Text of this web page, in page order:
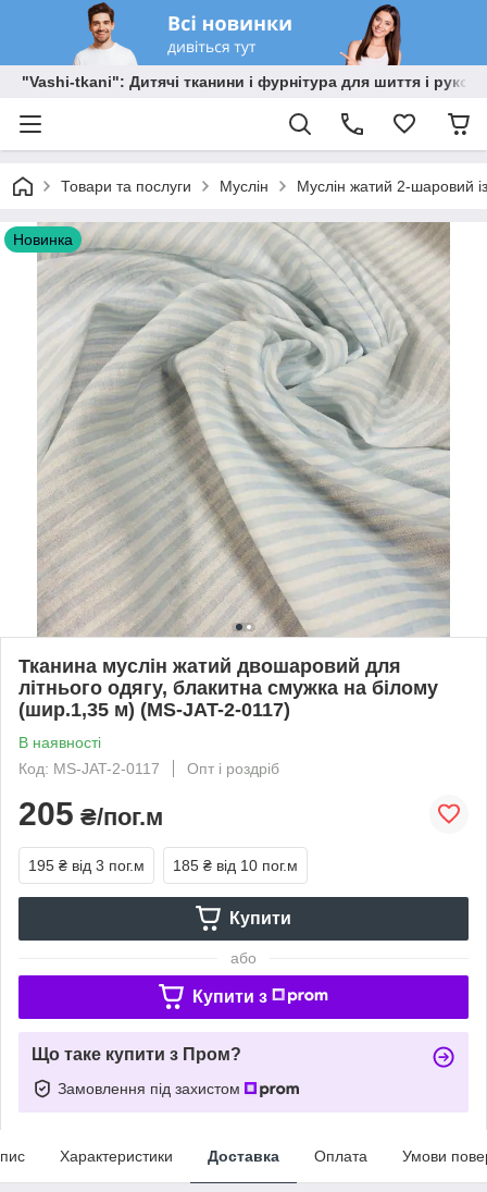
"Vashi-tkani": Дитячі тканини і фурнітура для шиття і
Товари та послуги Муслін Муслін жатий 2-шаровий
Новинка
Тканина муслін жатий двошаровий для
літнього одягу, блакитна смужка на білому
(шир.1,35 м) (MS-JAT-2-0117)
В наявності
Код: MS-JAT-2-0117
Опт і роздріб
205 ₴/пог.м
195 ₴ від 3 пог.м 185 ₴ від 10 пог.м
Купити
або
Купити з
Що таке купити з Пром?
Замовлення під захистом
Характеристики Доставка Оплата Умови